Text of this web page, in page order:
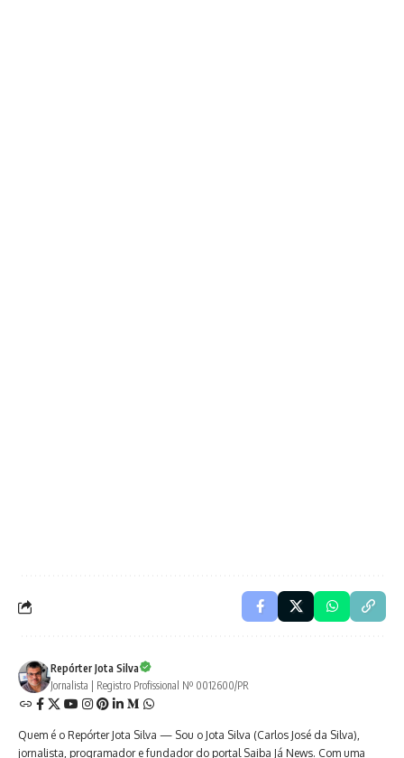
Repórter Jota Silva
Jornalista | Registro Profissional Nº 0012600/PR
Quem é o Repórter Jota Silva — Sou o Jota Silva (Carlos José da Silva),
jornalista, programador e fundador do portal Saiba Já News. Com uma